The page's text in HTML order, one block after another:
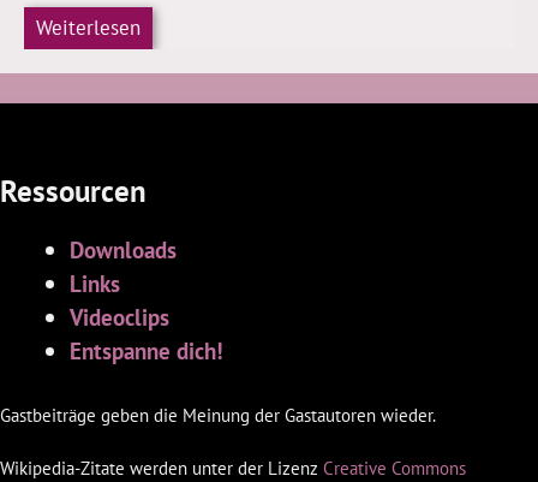
Weiterlesen
Ressourcen
Downloads
Links
Videoclips
Entspanne dich!
Gastbeiträge geben die Meinung der Gastautoren wieder.
Wikipedia-Zitate werden unter der Lizenz Creative Commons